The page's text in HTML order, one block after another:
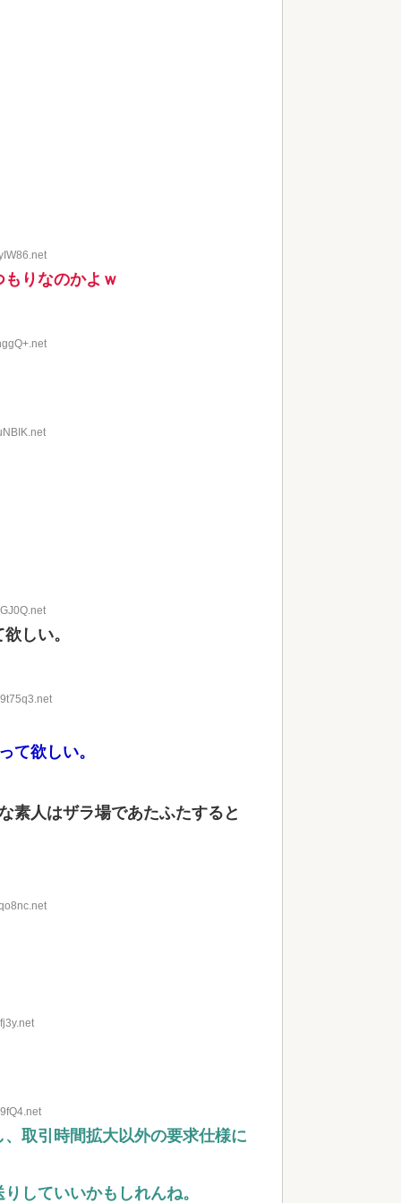
りなのかよｗ
しい。
て欲しい。
素人はザラ場であたふたすると
取引時間拡大以外の要求仕様に
していいかもしれんね。